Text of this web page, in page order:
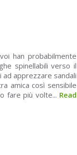
han probabilmente
spinellabili verso il
apprezzare sandali
amica così sensibile
fare più volte... Read